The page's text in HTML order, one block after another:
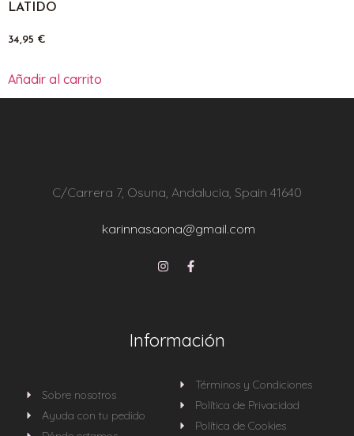
LATIDO
34,95 €
Añadir al carrito
C/Carrera 7, Osuna, Andalucia, Spain 41640
karinnasaona@gmail.com
Información
Sobre nosotros
Ayuda con tu pedido
Términos y Condiciones
Política de Privacidad
Política de Cookies